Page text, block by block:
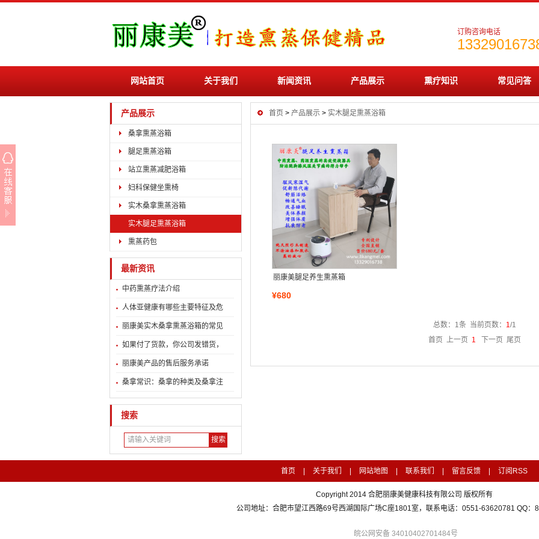
订购咨询电话
网站首页 关于我们 新闻资讯 产品展示 熏疗知识 常见问答
产品展示
桑拿熏蒸浴箱
腿足熏蒸浴箱
站立熏蒸减肥浴箱
妇科保健坐熏椅
实木桑拿熏蒸浴箱
实木腿足熏蒸浴箱
熏蒸药包
最新资讯
中药熏蒸疗法介绍
人体亚健康有哪些主要特征及危
丽康美实木桑拿熏蒸浴箱的常见
如果付了货款，你公司发错货，
丽康美产品的售后服务承诺
桑拿常识：桑拿的种类及桑拿注
搜索
首页 > 产品展示 > 实木腿足熏蒸浴箱
丽康美腿足养生熏蒸箱
¥680
总数：1条 当前页数： 1/1
首页 上一页 1 下一页 尾页
首页 关于我们 网站地图 联系我们 留言反馈 订阅RSS
Copyright 2014 合肥丽康美健康科技有限公司 版权所有
公司地址：合肥市望江西路69号西湖国际广场C座1801室，联系电话：0551-63620781 QQ：
皖公网安备 34010402701484号